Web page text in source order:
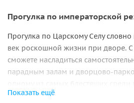
Прогулка по императорской
Прогулка по Царскому Селу словно
век роскошной жизни при дворе.
сможете насладиться
парадным залам и дворцово-
Петербурга.
Показать ещё